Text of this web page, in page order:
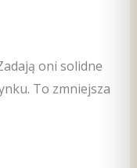
oni solidne
To zmniejsza